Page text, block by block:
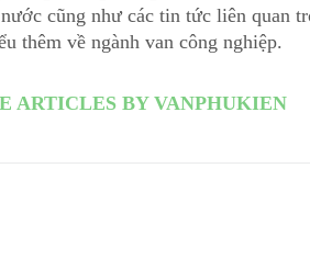
cũng như các tin tức liên quan
thêm về ngành van công nghiệp.
ARTICLES BY VANPHUKIEN